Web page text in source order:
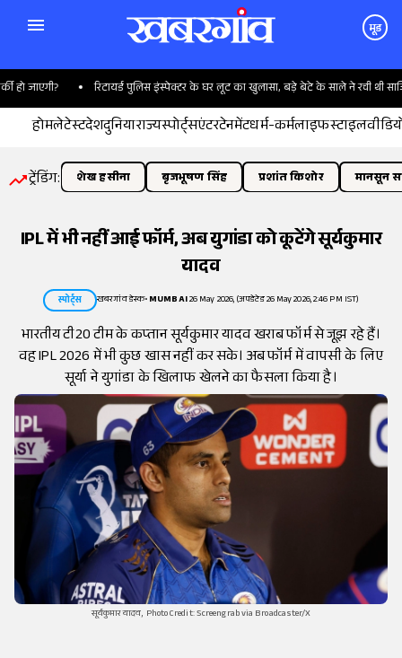
मूड
जाएगी? रिटायर्ड पुलिस इंस्पेक्टर के घर लूट का खुलासा, बड़े बेटे के साले ने रची थी साजिश
होमलेटेस्टदेशदुनियाराज्यस्पोर्ट्सएंटरटेनमेंटधर्म-कर्मलाइफस्टाइल
ट्रेंडिंग: शेख हसीना बृजभूषण सिंह प्रशांत किशोर मानसून
IPL में भी नहीं आई फॉर्म, अब युगांडा को कूटेंगे सूर्यकुमार
यादव
स्पोर्ट्स खबरगांव डेस्क•MUMBAI26 May 2026, (अपडेटेड 26 May 2026, 2:46 PM IST)
भारतीय टी20 टीम के कप्तान सूर्यकुमार यादव खराब फॉर्म से जूझ रहे हैं।
वह IPL 2026 में भी कुछ खास नहीं कर सके। अब फॉर्म में वापसी के लिए
सूर्या ने युगांडा के खिलाफ खेलने का फैसला किया है।
सूर्यकुमार यादव, Photo Credit: Screengrab via Broadcaster/X